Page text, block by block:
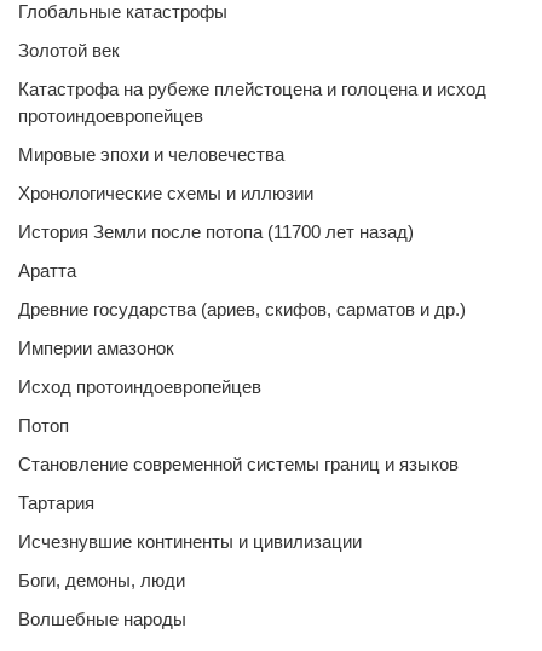
Глобальные катастрофы
Золотой век
Катастрофа на рубеже плейстоцена и голоцена и исход
протоиндоевропейцев
Мировые эпохи и человечества
Хронологические схемы и иллюзии
История Земли после потопа (11700 лет назад)
Аратта
Древние государства (ариев, скифов, сарматов и др.)
Империи амазонок
Исход протоиндоевропейцев
Потоп
Становление современной системы границ и языков
Тартария
Исчезнувшие континенты и цивилизации
Боги, демоны, люди
Волшебные народы